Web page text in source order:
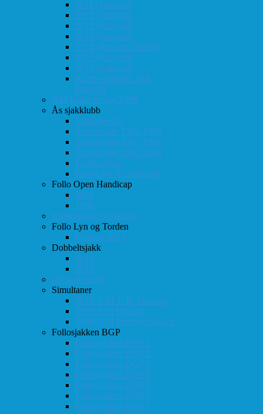
2011 (Eidsvoll)
2012 (Eidsvoll)
2013 (Eidsvoll)
2014 (Eidsvoll)
2014 (Rokaden/NSSF)
2015 (Eidsvoll)
2016 (Eidsvoll)
Kamp-statistikk mot
Eidsvoll
NM-finale for lag 1998
Ås sjakklubb
Totaloversikt
Turneringer 1981-1986
Turneringer 1987-1991
Turneringer 1992-1996
Klubbaviser
Partier fra Ås sjakklubb
Follo Open Handicap
2001
1999
Klubbavisen Sjakkalen
Follo Lyn og Torden
Februar 2013
Dobbeltsjakk
2014
2015
Østlandsserien
Simultaner
2016: GM T. R. Hansen
1999: Leif Øgaard
1996: GM Predrag Nikolic
Follosjakken BGP
Follosjakken BGP 1
Follosjakken BGP 2
Follosjakken BGP 3
Follosjakken BGP 4
Follosjakken BGP 5
Follosjakken BGP 6
Follosjakken BGP 7